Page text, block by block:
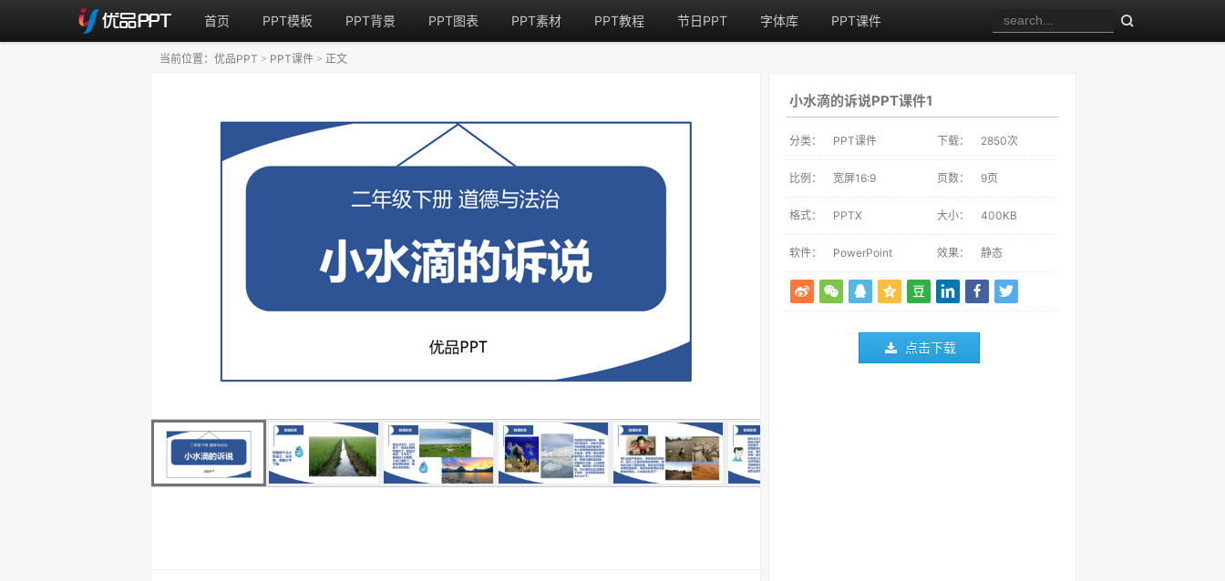
首页 PPT模板 PPT背景 PPT图表 PPT素材 PPT教程 节日PPT 字体库 PPT课件
小水滴的诉说PPT课件1
分类： PPT课件 下载： 2850次
比例： 宽屏16:9 页数： 9页
格式： PPTX 大小： 400KB
软件： PowerPoint 效果： 静态
点击下载
当前位置： 优品PPT > PPT课件 > 正文